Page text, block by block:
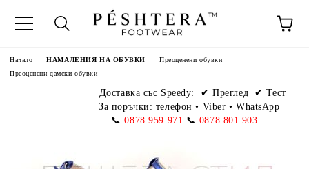
Начало НАМАЛЕНИЯ НА ОБУВКИ
Преоценени обувки
Преоценени дамски обувки
Доставка със Speedy:
✔ Преглед ✔ Тест
За поръчки: телефон• Viber • WhatsApp
📞 0878 959 971 📞 0878 801 903